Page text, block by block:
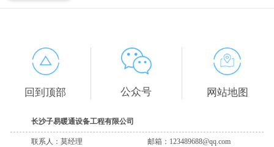
回到顶部 公众号 网站地图
长沙子易暖通设备工程有限公司
联系人：莫经理 邮箱：123489688@qq.com